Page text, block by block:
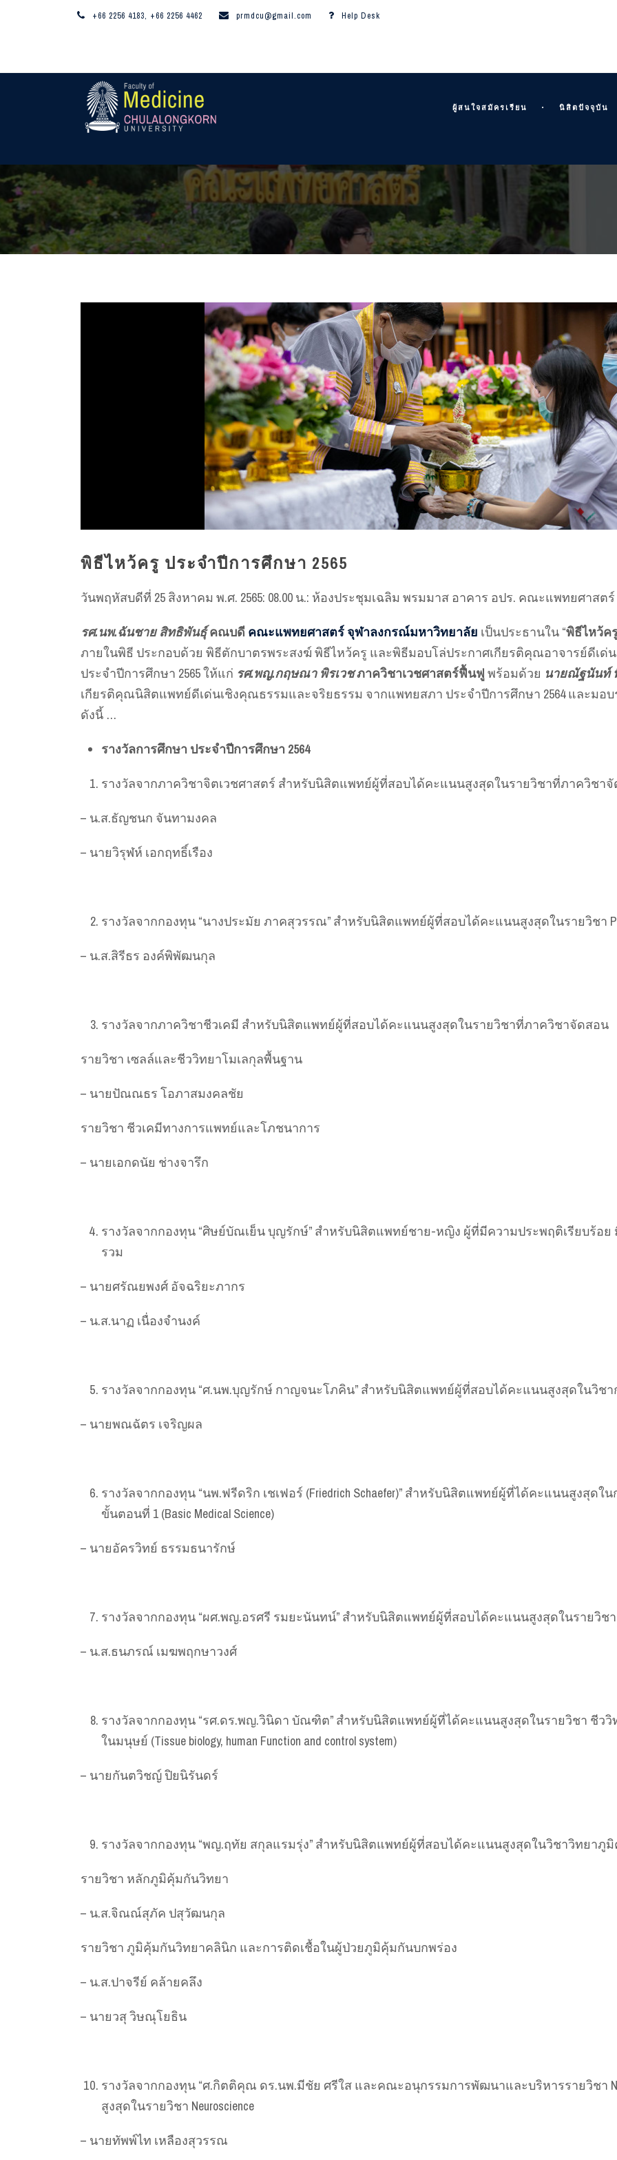
+66 2256 4183, +66 2256 4462 prmdcu@gmail.com Help Desk
ผู้สนใจสมัครเรียน นิสิตปัจจุบัน
พิธีไหว้ครู ประจำปีการศึกษา 2565
วันพฤหัสบดีที่ 25 สิงหาคม พ.ศ. 2565: 08.00 น.: ห้องประชุมเฉลิม พรมมาส อาคาร อปร. คณะแพทยศาส
รศ.นพ.ฉันชาย สิทธิพันธุ์คณบดี คณะแพทยศาสตร์ จุฬาลงกรณ์มหาวิทยาลัย เป็นประธานใน “พิธีไหว้ค
ภายในพิธี ประกอบด้วย พิธีตักบาตรพระสงฆ์ พิธีไหว้ครู และพิธีมอบโล่ประกาศเกียรติคุณอาจารย์ดีเ
ประจำปีการศึกษา 2565 ให้แก่ รศ.พญ.กฤษณา พิรเวชภาควิชาเวชศาสตร์ฟื้นฟู พร้อมด้วย นายณัฐนันท์
เกียรติคุณนิสิตแพทย์ดีเด่นเชิงคุณธรรมและจริยธรรม จากแพทยสภา ประจำปีการศึกษา 2564 และมอ
ดังนี้ …
รางวัลการศึกษา ประจำปีการศึกษา 2564
รางวัลจากภาควิชาจิตเวชศาสตร์ สำหรับนิสิตแพทย์ผู้ที่สอบได้คะแนนสูงสุดในรายวิชาที่ภาควิชาจัดส
– น.ส.ธัญชนก จันทามงคล
– นายวิรุฬห์ เอกฤทธิ์เรือง
รางวัลจากกองทุน “นางประมัย ภาคสุวรรณ” สำหรับนิสิตแพทย์ผู้ที่สอบได้คะแนนสูงสุดในรายวิชา
– น.ส.สิรีธร องค์พิพัฒนกุล
รางวัลจากภาควิชาชีวเคมี สำหรับนิสิตแพทย์ผู้ที่สอบได้คะแนนสูงสุดในรายวิชาที่ภาควิชาจัดสอน
รายวิชา เซลล์และชีววิทยาโมเลกุลพื้นฐาน
– นายปัณณธร โอภาสมงคลชัย
รายวิชา ชีวเคมีทางการแพทย์และโภชนาการ
– นายเอกดนัย ช่างจารึก
รางวัลจากกองทุน “ศิษย์บัณเย็น บุญรักษ์” สำหรับนิสิตแพทย์ชาย-หญิง ผู้ที่มีความประพฤติเรียบร้อ
รวม
– นายศรัณยพงศ์ อัจฉริยะภากร
– น.ส.นาฏ เนื่องจำนงค์
รางวัลจากกองทุน “ศ.นพ.บุญรักษ์ กาญจนะโภคิน” สำหรับนิสิตแพทย์ผู้ที่สอบได้คะแนนสูงสุดในวิช
– นายพณฉัตร เจริญผล
รางวัลจากกองทุน “นพ.ฟรีดริก เชเฟอร์ (Friedrich Schaefer)” สำหรับนิสิตแพทย์ผู้ที่ได้คะแนนสูง
ขั้นตอนที่ 1 (Basic Medical Science)
– นายอัครวิทย์ ธรรมธนารักษ์
รางวัลจากกองทุน “ผศ.พญ.อรศรี รมยะนันทน์” สำหรับนิสิตแพทย์ผู้ที่สอบได้คะแนนสูงสุดในรายวิชา
– น.ส.ธนภรณ์ เมฆพฤกษาวงศ์
รางวัลจากกองทุน “รศ.ดร.พญ.วินิดา บัณฑิต” สำหรับนิสิตแพทย์ผู้ที่ได้คะแนนสูงสุดในรายวิชา ชีววิ
ในมนุษย์ (Tissue biology, human Function and control system)
– นายกันตวิชญ์ ปิยนิรันดร์
รางวัลจากกองทุน “พญ.ฤทัย สกุลแรมรุ่ง” สำหรับนิสิตแพทย์ผู้ที่สอบได้คะแนนสูงสุดในวิชาวิทยาภู
รายวิชา หลักภูมิคุ้มกันวิทยา
– น.ส.จิณณ์สุภัค ปสุวัฒนกุล
รายวิชา ภูมิคุ้มกันวิทยาคลินิก และการติดเชื้อในผู้ป่วยภูมิคุ้มกันบกพร่อง
– น.ส.ปาจรีย์ คล้ายคลึง
– นายวสุ วิษณุโยธิน
รางวัลจากกองทุน “ศ.กิตติคุณ ดร.นพ.มีชัย ศรีใส และคณะอนุกรรมการพัฒนาและบริหารรายวิชา
สูงสุดในรายวิชา Neuroscience
– นายทัพพ์ไท เหลืองสุวรรณ